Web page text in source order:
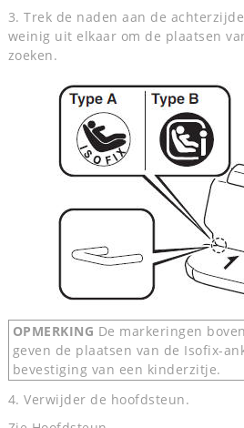
3. Trek de naden aan de
weinig uit elkaar om de plaatsen
zoeken.
OPMERKING De markeringen
geven de plaatsen van de Isofix-
bevestiging van een kinderzitje.
4. Verwijder de hoofdsteun.